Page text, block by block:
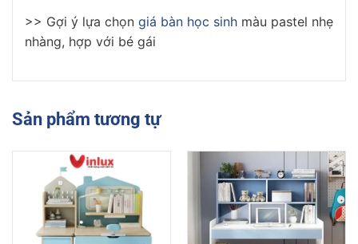
>> Gợi ý lựa chọn giá bàn học sinh màu pastel nhẹ
nhàng, hợp với bé gái
Sản phẩm tương tự